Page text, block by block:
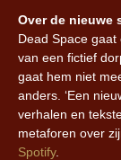
Over de nieuwe
Dead Space
van een fictief
gaat hem niet
anders. ‘Een
verhalen en
metaforen over
Spotify.